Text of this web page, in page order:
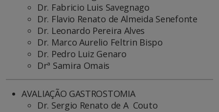
Dr. Fabricio Luis Savegnago
Dr. Flavio Renato de Almeida Senefonte
Dr. Leonardo Pereira Alves
Dr. Marco Aurelio Feltrin Bispo
Dr. Pedro Luiz Genaro
Drª Samira Omais
AVALIAÇÃO GASTROSTOMIA
Dr. Sergio Renato de A Couto